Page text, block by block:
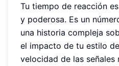
Tu tiempo de reacción
y poderosa. Es un
una historia compleja
el impacto de tu estilo
velocidad de las señales